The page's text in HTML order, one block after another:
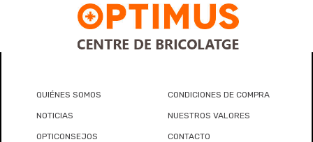
QUIÉNES SOMOS CONDICIONES DE COMPRA
NOTICIAS NUESTROS VALORES
OPTICONSEJOS CONTACTO